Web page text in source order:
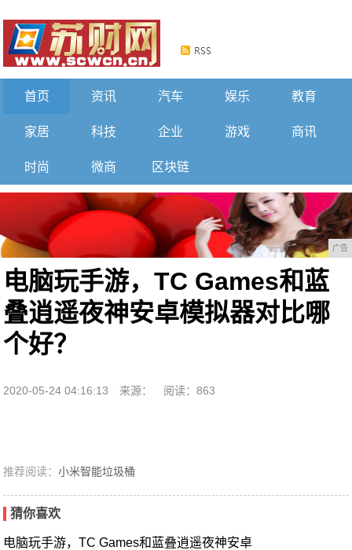
首页 资讯 汽车 娱乐 教育
家居 科技 企业 游戏 商讯
时尚 微商 区块链
广告
电脑玩手游，TC Games和蓝
叠逍遥夜神安卓模拟器对比哪
个好？
2020-05-24 04:16:13 来源： 阅读：863
推荐阅读：小米智能垃圾桶
猜你喜欢
电脑玩手游，TC Games和蓝叠逍遥夜神安卓